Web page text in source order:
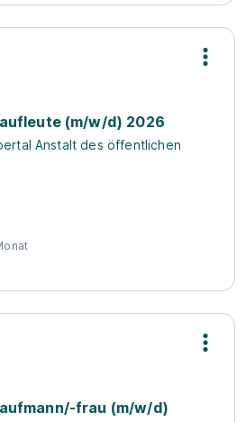
(m/w/d) 2026
Anstalt des öffentlichen
frau (m/w/d)